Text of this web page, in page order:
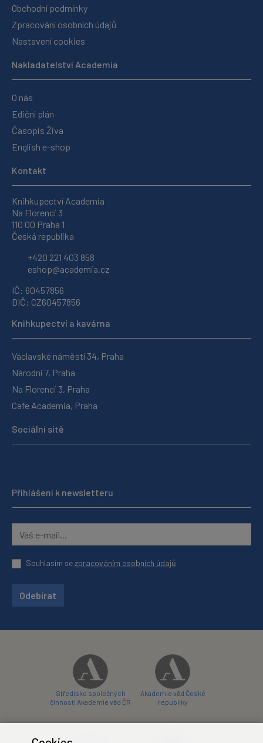
Obchodní podmínky
Zpracování osobních údajů
Nastavení cookies
Nakladatelství Academia
O nás
Ediční plán
Časopis Živa
English e-shop
Kontakt
Knihkupectví Academia
Na Florenci 3
110 00 Praha 1
Česká republika
+420 221 403 858
eshop@academia.cz
IČ: 60457856
DIČ: CZ60457856
Knihkupectví a kavárna
Václavské náměstí 34, Praha
Národní 7, Praha
Na Florenci 3, Praha
Cafe Academia, Praha
Sociální sítě
Přihlášení k newsletteru
Souhlasím sezpracováním osobních údajů
Odebírat
Středisko společných
činností Akademie věd ČR
Akademie věd České
republiky